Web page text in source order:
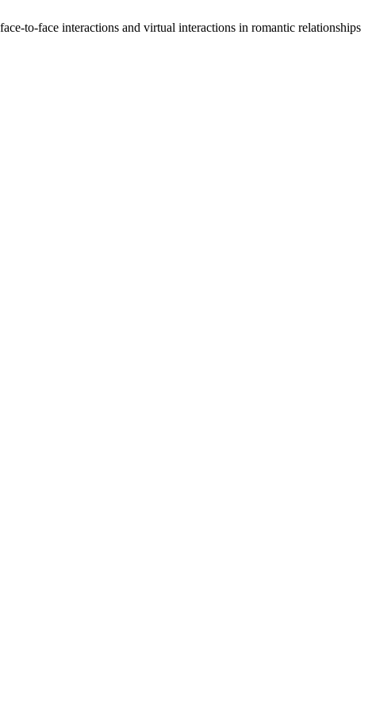
to-face interactions and virtual interactions in romantic relationships